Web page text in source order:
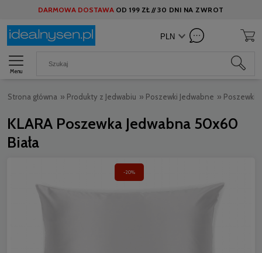
DARMOWA DOSTAWA OD 199 ZŁ //30 DNI NA ZWROT
Menu
Strona główna » Produkty z Jedwabiu » Poszewki Jedwabne » Poszewki
KLARA Poszewka Jedwabna 50x60
Biała
-20%